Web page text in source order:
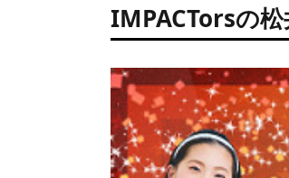
IMPACTorsの松